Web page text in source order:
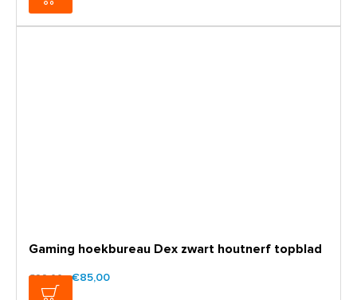
Gaming hoekbureau Dex zwart houtnerf topblad
€99,00 €85,00